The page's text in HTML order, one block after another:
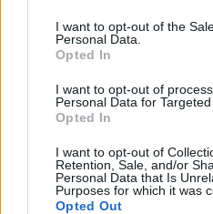
I want to opt-out of the
Personal Data.
Opted In
I want to opt-out of
Personal Data for Targeted
Opted In
I want to opt-out of
Retention, Sale, and/or
Personal Data that Is
Purposes for which it was
Opted Out
Αλλά αν επιβεβαιωθεί,
έναν εντελώς νέο τρόπο
υψηλής χοληστερόλης με
δια βίου μείωση της
Εάν αποδειχθεί ασφαλής
μεταγενέστερες κλινικές
εγκριθεί, η γονιδιακή